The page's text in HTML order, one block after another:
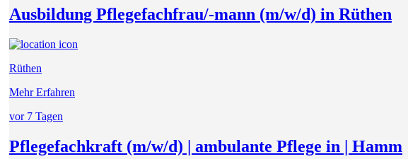
Ausbildung Pflegefachfrau/-mann (m/w/d) in Rüthen
Rüthen
Mehr Erfahren
vor 7 Tagen
Pflegefachkraft (m/w/d) | ambulante Pflege in | Hamm